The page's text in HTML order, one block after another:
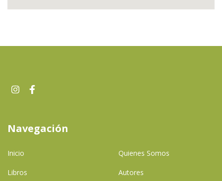
Navegación
Inicio Quienes Somos
Libros Autores